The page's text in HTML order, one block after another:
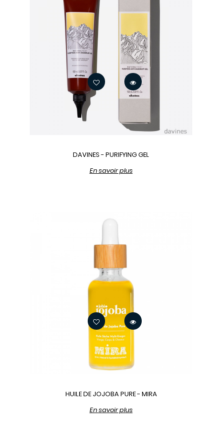
DAVINES - PURIFYING GEL
En savoir plus
HUILE DE JOJOBA PURE - MIRA
En savoir plus